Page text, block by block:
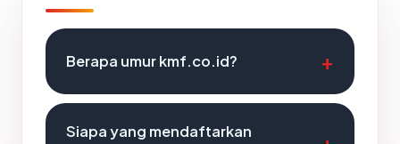
Berapa umur kmf.co.id?
Siapa yang mendaftarkan